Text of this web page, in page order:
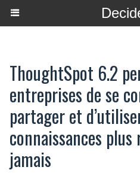
ThoughtSpot 6.2
entreprises de se
partager et
connaissances
jamais